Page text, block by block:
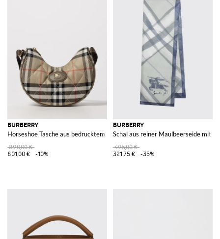
BURBERRY
Horseshoe Tasche aus bedrucktem Steppnylon
890,00 €
801,00 €
-10%
BURBERRY
Schal aus reiner Maulbeerseide mit
495,00 €
321,75 €
-35%